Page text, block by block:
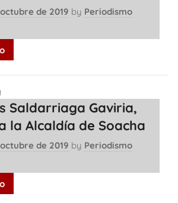
de 2019 by Periodismo
Saldarriaga Gaviria,
la Alcaldía de Soacha
de 2019 by Periodismo